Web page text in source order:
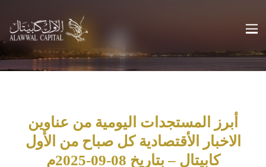
أبرز المستجدات اليومية من عناوين
الاخبار الأقتصادية كل صباح من الأول
كابيتال – بتاريخ 08-09-2025م